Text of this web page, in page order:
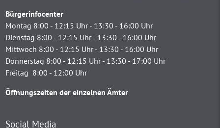
Bürgerinfocenter
Montag 8:00 - 12:15 Uhr - 13:30 - 16:00 Uhr
Dienstag 8:00 - 12:15 Uhr - 13:30 - 16:00 Uhr
Mittwoch 8:00 - 12:15 Uhr - 13:30 - 16:00 Uhr
Donnerstag 8:00 - 12:15 Uhr - 13:30 - 17:00 Uhr
Freitag 8:00 - 12:00 Uhr
Öffnungszeiten der einzelnen Ämter
Social Media